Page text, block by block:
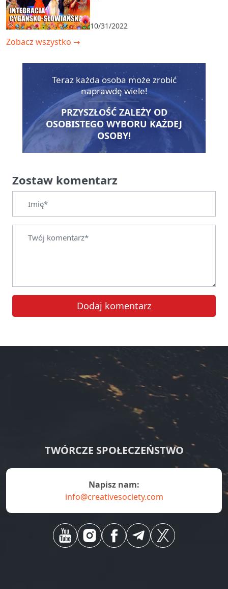
10/31/2022
Zobacz wszystko →
Teraz każda osoba może zrobić
naprawdę wiele!
PRZYSZŁOŚĆ ZALEŻY OD
OSOBISTEGO WYBORU KAŻDEJ
OSOBY!
Zostaw komentarz
Dodaj komentarz
TWÓRCZE SPOŁECZEŃSTWO
napisz nam:
info@creativesociety.com